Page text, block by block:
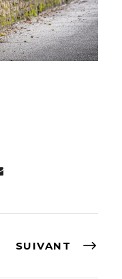
SUIVANT